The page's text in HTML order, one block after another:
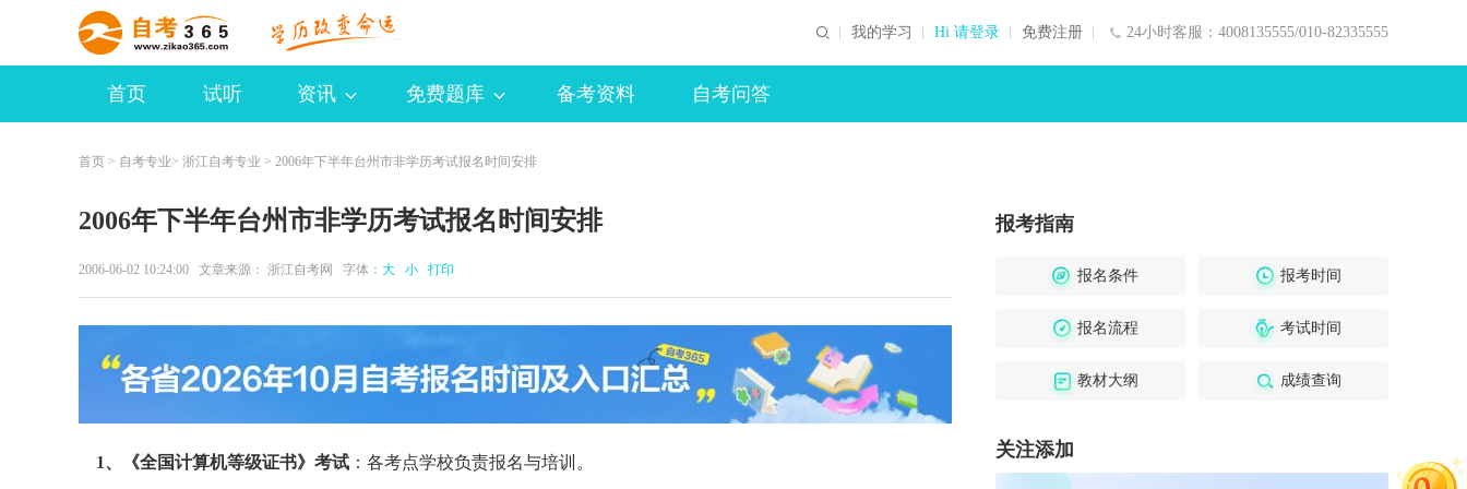
24小时客服：4008135555/010-82335555
我的学习 Hi 请登录 免费注册
首页 试听 资讯 免费题库 备考资料 自考问答
首页 > 自考专业> 浙江自考专业 > 2006年下半年台州市非学历考试报名时间安排
2006年下半年台州市非学历考试报名时间安排
2006-06-02 10:24:00 文章来源： 浙江自考网 字体： 大 小 打印
1、《全国计算机等级证书》考试 ：各考点学校负责报名与培训。
报考指南
报名条件 报考时间
报名流程 考试时间
教材大纲 成绩查询
关注添加